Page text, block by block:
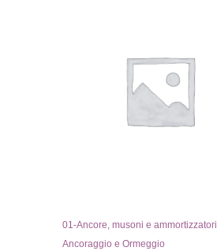
01-Ancore, musoni e ammortizzatori
Ancoraggio e Ormeggio